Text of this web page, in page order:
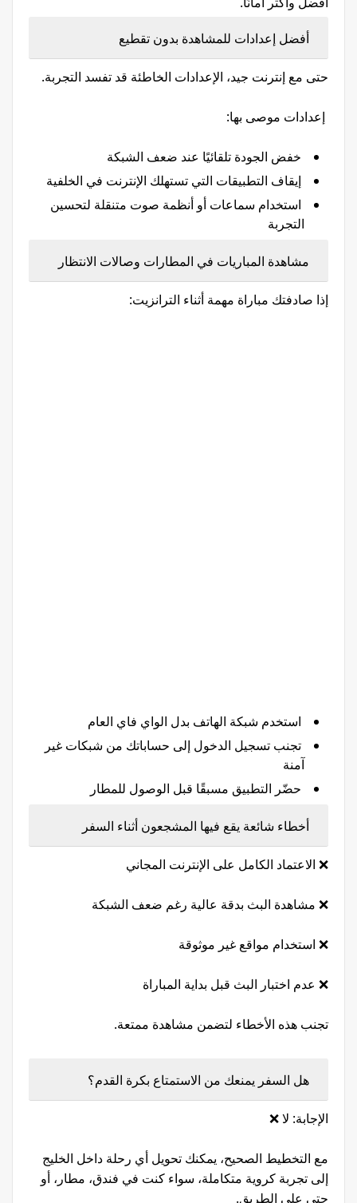
أفضل إعدادات للمشاهدة بدون تقطيع
حتى مع إنترنت جيد، الإعدادات الخاطئة قد تفسد التجربة.
إعدادات موصى بها:
خفض الجودة تلقائيًا عند ضعف الشبكة
إيقاف التطبيقات التي تستهلك الإنترنت في الخلفية
استخدام سماعات أو أنظمة صوت متنقلة لتحسين
التجربة
مشاهدة المباريات في المطارات وصالات الانتظار
إذا صادفتك مباراة مهمة أثناء الترانزيت:
استخدم شبكة الهاتف بدل الواي فاي العام
تجنب تسجيل الدخول إلى حساباتك من شبكات غير
آمنة
حضّر التطبيق مسبقًا قبل الوصول للمطار
أخطاء شائعة يقع فيها المشجعون أثناء السفر
❌ الاعتماد الكامل على الإنترنت المجاني
❌ مشاهدة البث بدقة عالية رغم ضعف الشبكة
❌ استخدام مواقع غير موثوقة
❌ عدم اختبار البث قبل بداية المباراة
تجنب هذه الأخطاء لتضمن مشاهدة ممتعة.
هل السفر يمنعك من الاستمتاع بكرة القدم؟
الإجابة: لا ❌
مع التخطيط الصحيح، يمكنك تحويل أي رحلة داخل الخليج
إلى تجربة كروية متكاملة، سواء كنت في فندق، مطار، أو
حتى على الطريق.